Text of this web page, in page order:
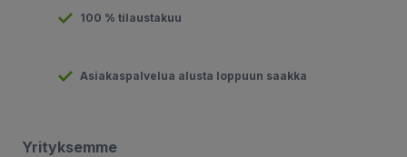
100 % tilaustakuu
Asiakaspalvelua alusta loppuun saakka
Yrityksemme